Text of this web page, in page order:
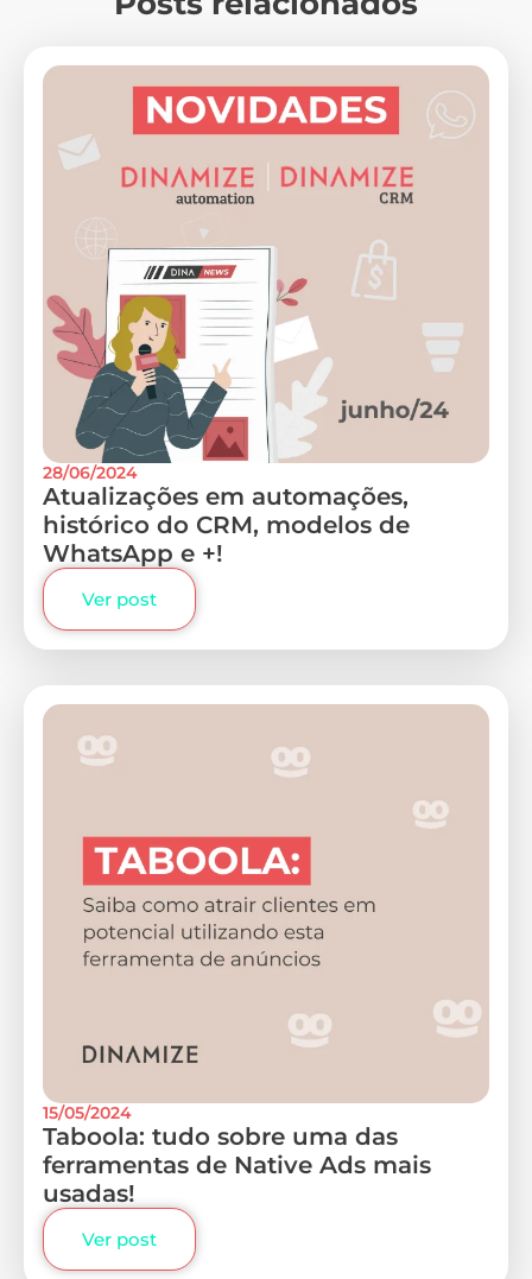
28/06/2024
Atualizações em automações,
histórico do CRM, modelos de
WhatsApp e +!
Ver post
15/05/2024
Taboola: tudo sobre uma das
ferramentas de Native Ads mais
usadas!
Ver post